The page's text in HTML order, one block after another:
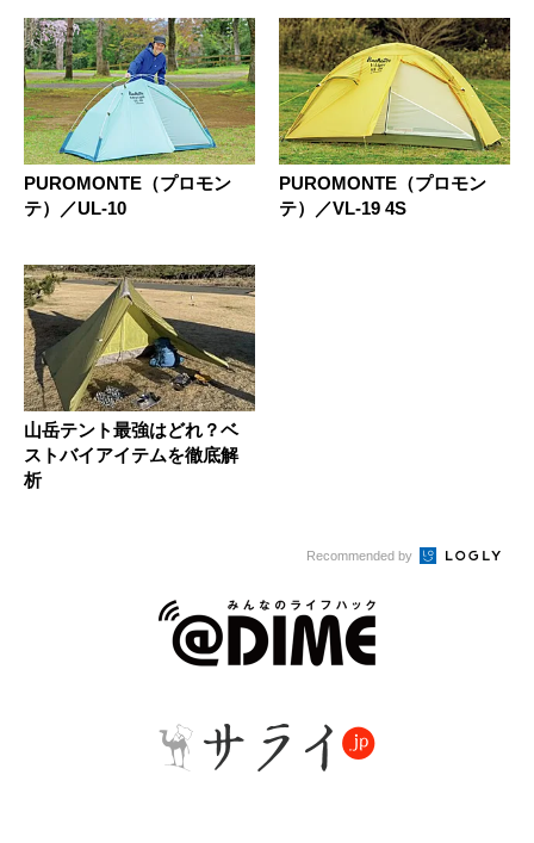
PUROMONTE（プロモン
テ）／UL-10
PUROMONTE（プロモン
テ）／VL-19 4S
山岳テント最強はどれ？ベ
ストバイアイテムを徹底解
析
Recommended by